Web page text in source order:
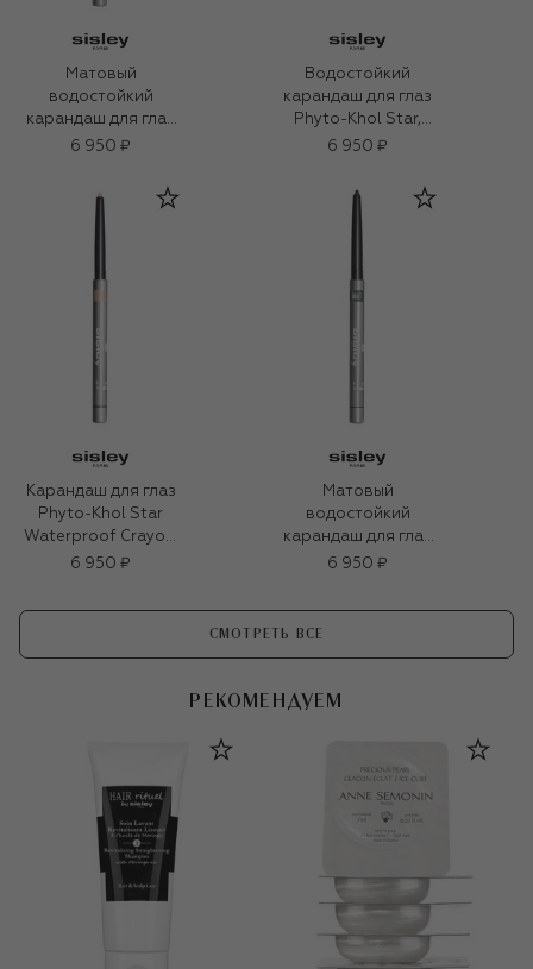
Матовый
водостойкий
карандаш для глаз
Phyto-Khol Star,
6 950 ₽
Водостойкий
карандаш для глаз
Phyto-Khol Star,
оттенок № 4
оливковый
6 950 ₽
Карандаш для глаз
Phyto-Khol Star
Waterproof Crayon,
9 Sparkling Pearl
6 950 ₽
Матовый
водостойкий
карандаш для глаз
Phyto-Khol Star,
6 950 ₽
СМОТРЕТЬ ВСЕ
РЕКОМЕНДУЕМ